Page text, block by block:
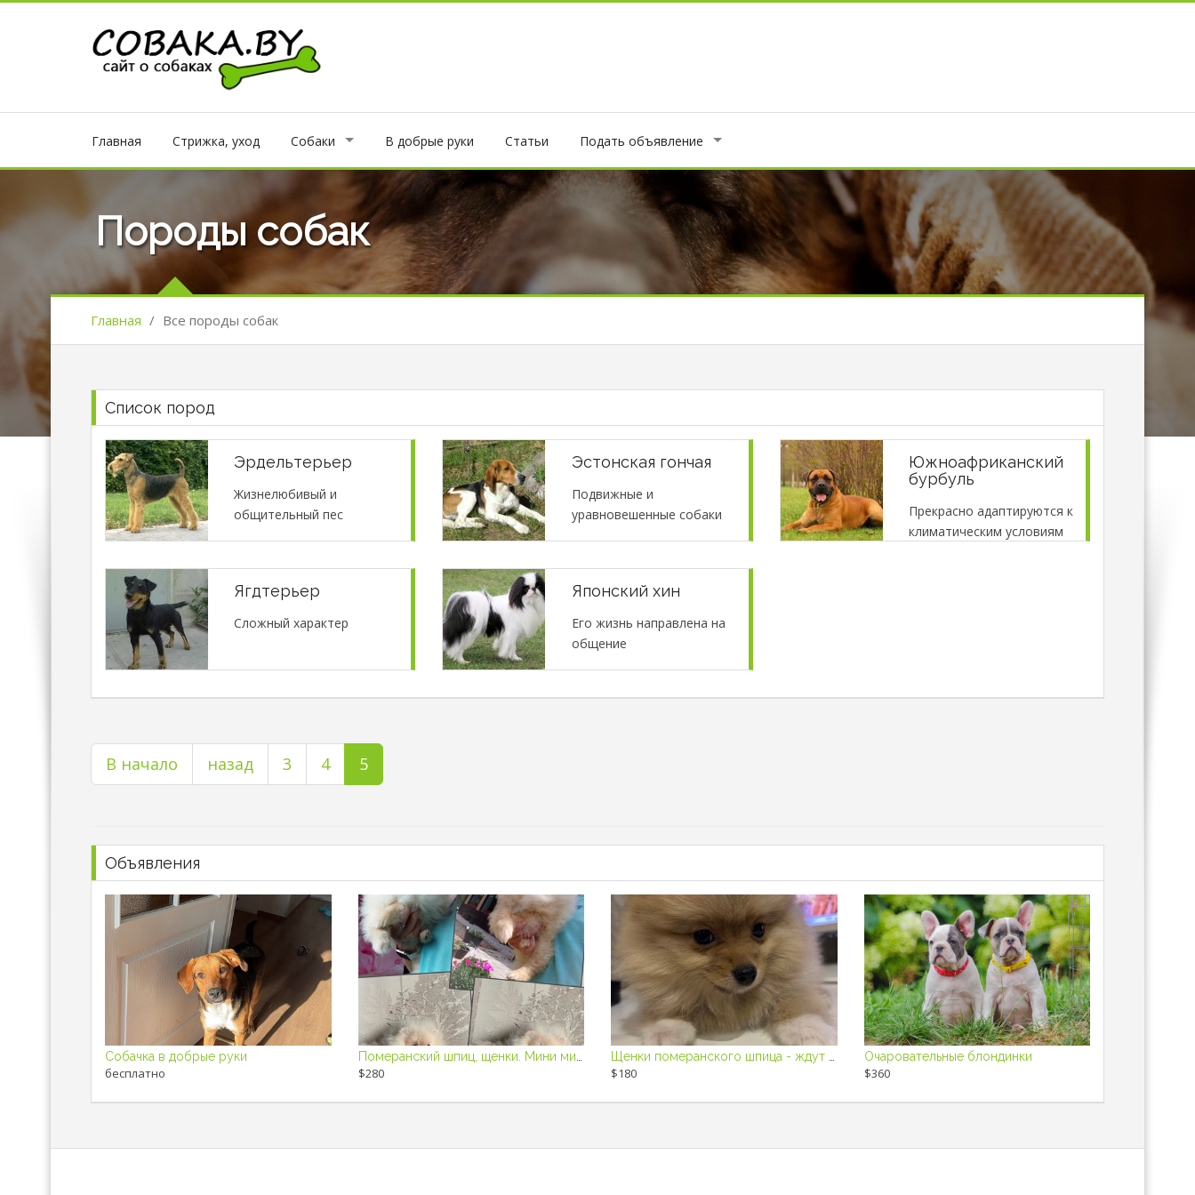
Главная Стрижка, уход Собаки В добрые руки Статьи Подать объявление
Породы собак
Главная / Все породы собак
Список пород
Эрдельтерьер
Жизнелюбивый и
общительный пес
Эстонская гончая
Подвижные и
уравновешенные собаки
Южноафриканский
бурбуль
Прекрасно адаптируются к
климатическим условиям
Ягдтерьер
Сложный характер
Японский хин
Его жизнь направлена на
общение
В начало назад 3 4 5
Объявления
Собачка в добрые руки
бесплатно $280 $180
Очаровательные блондинки
$360